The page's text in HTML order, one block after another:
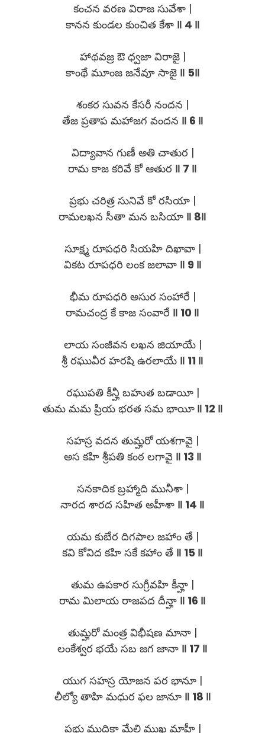
కంచన వరణ విరాజ సువేశా |
కానన కుండల కుంచిత కేశా ‖ 4 ‖
హాథవజ్ర ఔ ధ్వజా విరాజై |
కాంథే మూంజ జనేవూ సాజై ‖ 5‖
శంకర సువన కేసరీ నందన |
తేజ ప్రతాప మహాజగ వందన ‖ 6 ‖
విద్యావాన గుణీ అతి చాతుర |
రామ కాజ కరివే కో ఆతుర ‖ 7 ‖
ప్రభు చరిత్ర సునివే కో రసియా |
రామలఖన సీతా మన బసియా ‖ 8‖
సూక్ష్మ రూపధరి సియహి దిఖావా |
వికట రూపధరి లంక జలావా ‖ 9 ‖
భీమ రూపధరి అసుర సంహారే |
రామచంద్ర కే కాజ సంవారే ‖ 10 ‖
లాయ సంజీవన లఖన జియాయే |
శ్రీ రఘువీర హరషి ఉరలాయే ‖ 11 ‖
రఘుపతి కీన్హీ బహుత బడాయీ |
తుమ మమ ప్రియ భరత సమ భాయీ‖ 12 ‖
సహస్ర వదన తుమ్హరో యశగావై |
అస కహి శ్రీపతి కంఠ లగావై ‖ 13 ‖
సనకాదిక బ్రహ్మాది మునీశా |
నారద శారద సహిత అహీశా ‖ 14 ‖
యమ కుబేర దిగపాల జహాం తే |
కవి కోవిద కహి సకే కహాం తే ‖ 15 ‖
తుమ ఉపకార సుగ్రీవహి కీన్హా |
రామ మిలాయ రాజపద దీన్హా ‖ 16 ‖
తుమ్హరో మంత్ర విభీషణ మానా |
లంకేశ్వర భయే సబ జగ జానా ‖ 17 ‖
యుగ సహస్ర యోజన పర భానూ |
లీల్యో తాహి మధుర ఫల జానూ ‖ 18 ‖
ప్రభు ముద్రికా మేలి ముఖ మాహీ |